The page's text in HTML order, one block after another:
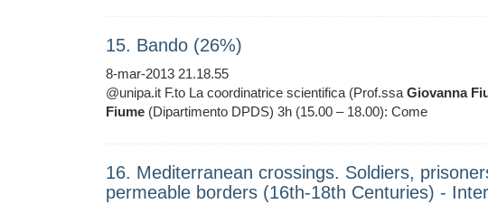
15. Bando (26%)
8-mar-2013 21.18.55
@unipa.it F.to La coordinatrice scientifica (Prof.ssa Giovanna
Fiume (Dipartimento DPDS) 3h (15.00 – 18.00): Come
16. Mediterranean crossings. Soldiers,
permeable borders (16th-18th Centuries) -